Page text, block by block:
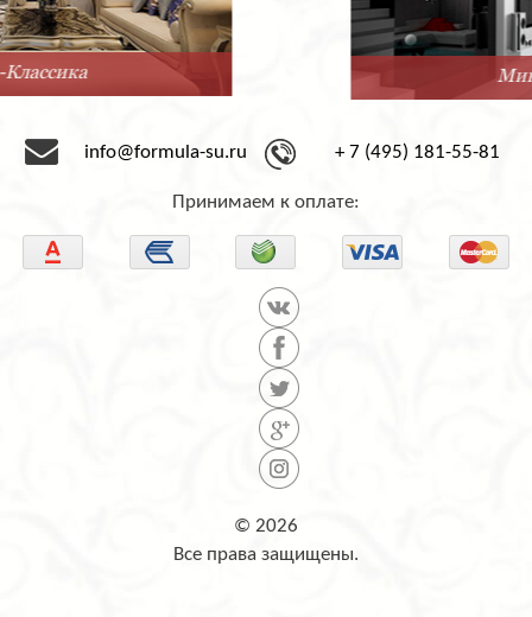
info@formula-su.ru + 7 (495) 181-55-81
Принимаем к оплате:
© 2026
Все права защищены.